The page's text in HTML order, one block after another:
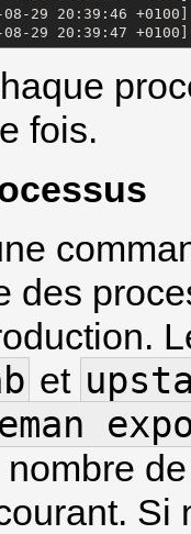
29 20:39:46
29 20:39:47
fois.
des
et
Si